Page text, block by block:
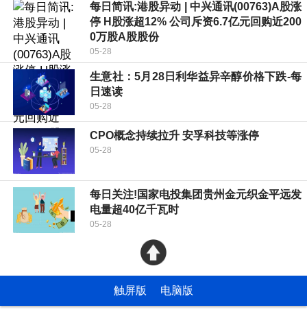
每日简讯:港股异动 | 中兴通讯(00763)A股涨
停 H股涨超12% 公司斥资6.7亿元回购近200
0万股A股股份
05-28
生意社：5月28日利华益异辛醇价格下跌-每
日速读
05-28
CPO概念持续拉升 安孚科技等涨停
05-28
每日关注!国家电投集团贵州金元织金平远发
电量超40亿千瓦时
05-28
触屏版 电脑版